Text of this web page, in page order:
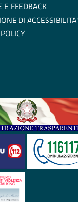
E FEEDBACK
DI ACCESSIBILITA'